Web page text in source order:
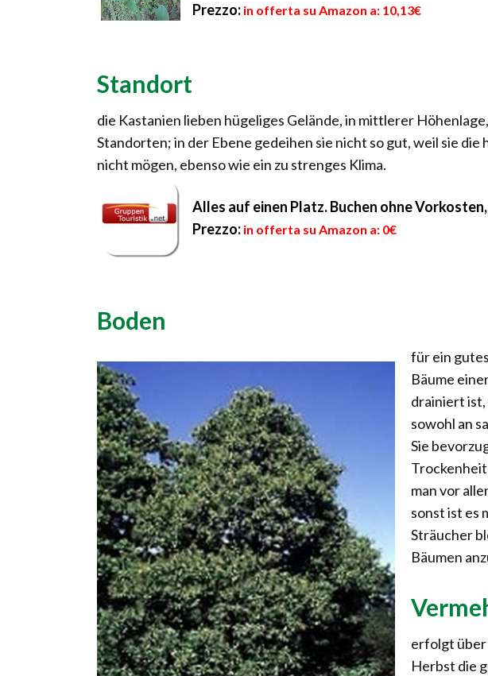
Prezzo: in offerta su Amazon a: 10,13€
Standort
die Kastanien lieben hügeliges Gelände, in mittlerer
Standorten; in der Ebene gedeihen sie nicht so gut, weil sie
nicht mögen, ebenso wie ein zu strenges Klima.
Alles auf einen Platz. Buchen ohne
Prezzo: in offerta su Amazon a: 0€
Boden
für ein
Bäume
drainiert ist,
sowohl an
Sie
Trockenheit
man vor
sonst ist es
Sträucher
Bäumen
erfolgt über
Herbst die